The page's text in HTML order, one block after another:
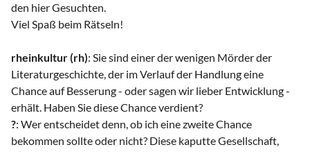
den hier Gesuchten.
Viel Spaß beim Rätseln!
rheinkultur (rh): Sie sind einer der wenigen Mörder der
Literaturgeschichte, der im Verlauf der Handlung eine
Chance auf Besserung - oder sagen wir lieber Entwicklung -
erhält. Haben Sie diese Chance verdient?
?: Wer entscheidet denn, ob ich eine zweite Chance
bekommen sollte oder nicht? Diese kaputte Gesellschaft,